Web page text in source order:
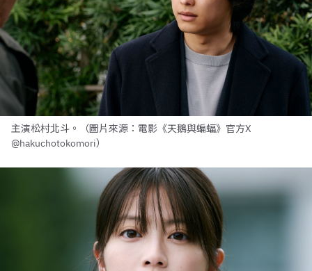
主演松村北斗。（圖片來源：電影《天鵝與蝙蝠》官方X
@hakuchotokomori）